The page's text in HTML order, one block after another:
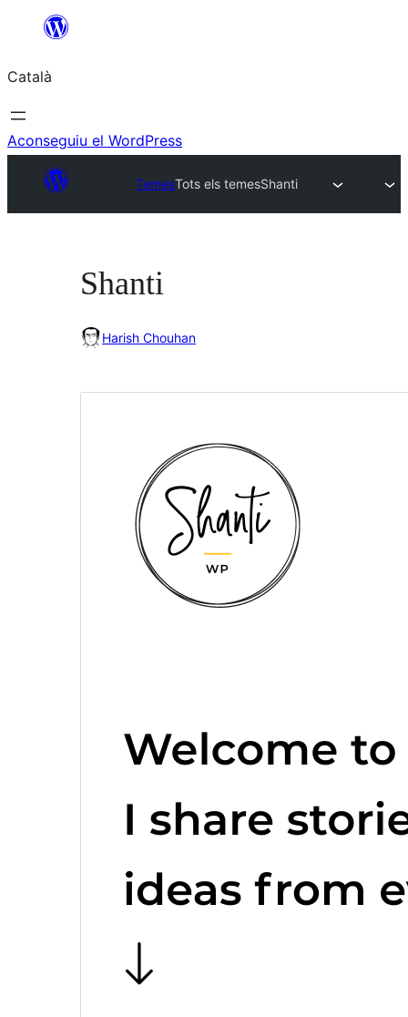
contingut
Català
Aconseguiu el WordPress
TemesTots els temesShanti
Shanti
Harish Chouhan